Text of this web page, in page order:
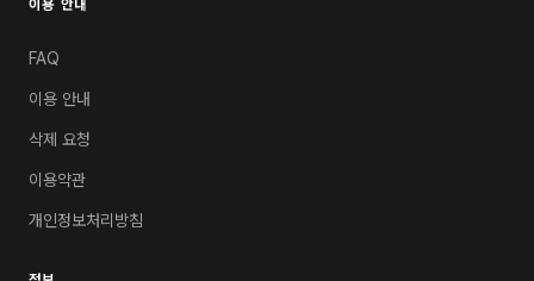
이용 안내
FAQ
이용 안내
삭제 요청
이용약관
개인정보처리방침